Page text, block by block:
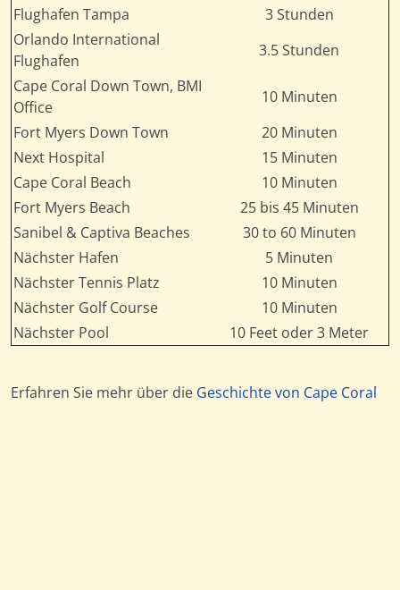
Flughafen Tampa
3 Stunden
Orlando International
Flughafen
3.5 Stunden
Cape Coral Down Town, BMI
Office
10 Minuten
Fort Myers Down Town
20 Minuten
Next Hospital
15 Minuten
Cape Coral Beach
10 Minuten
Fort Myers Beach
25 bis 45 Minuten
Sanibel & Captiva Beaches
30 to 60 Minuten
Nächster Hafen
5 Minuten
Nächster Tennis Platz
10 Minuten
Nächster Golf Course
10 Minuten
Nächster Pool
10 Feet oder 3 Meter
Erfahren Sie mehr über die Geschichte von Cape Coral